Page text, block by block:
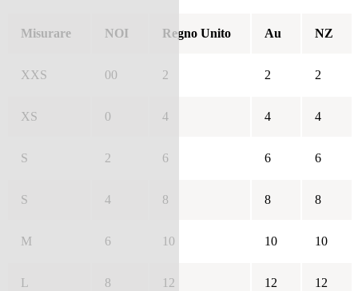
Misurare NOI Regno Unito Au NZ
XXS 00 2 2 2
XS 0 4 4 4
S 2 6 6 6
S 4 8 8 8
M 6 10 10 10
L 8 12 12 12